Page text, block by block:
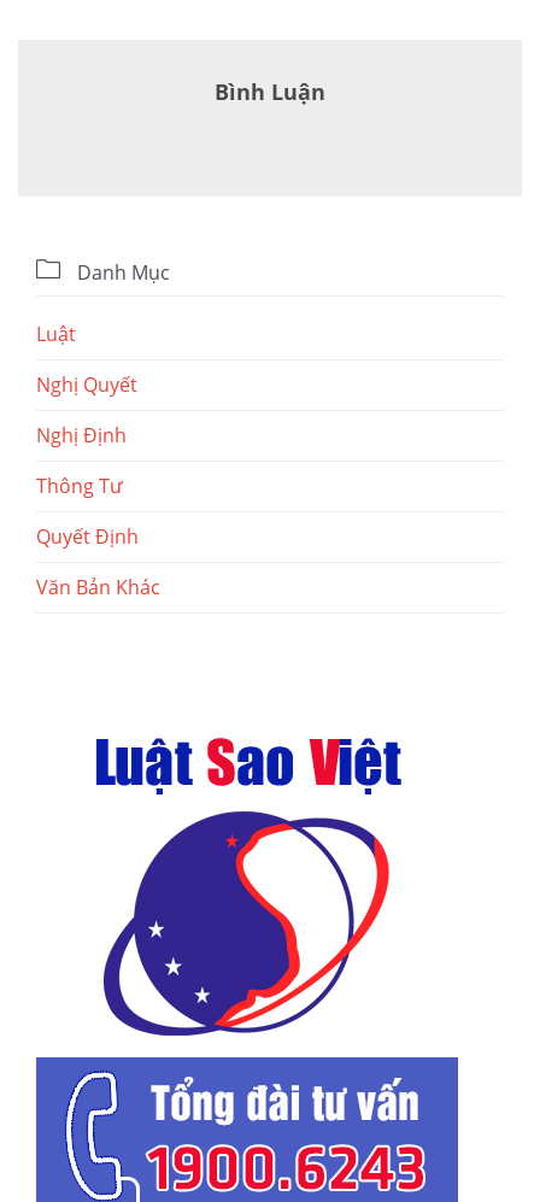
Bình Luận
 Danh Mục
Luật
Nghị Quyết
Nghị Định
Thông Tư
Quyết Định
Văn Bản Khác